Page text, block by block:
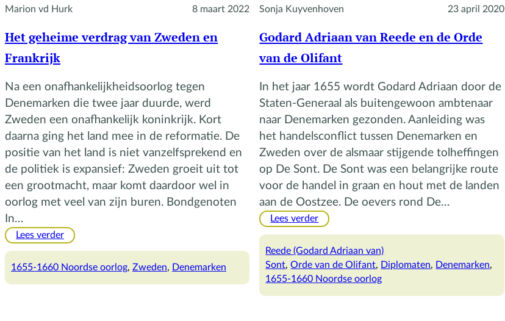
Marion vd Hurk 8 maart 2022
Het geheime verdrag van Zweden en
Frankrijk
Na een onafhankelijkheidsoorlog tegen
Denemarken die twee jaar duurde, werd
Zweden een onafhankelijk koninkrijk. Kort
daarna ging het land mee in de reformatie. De
positie van het land is niet vanzelfsprekend en
de politiek is expansief: Zweden groeit uit tot
een grootmacht, maar komt daardoor wel in
oorlog met veel van zijn buren. Bondgenoten
In…
Lees verder:
geheime
1655-1660 Noordse oorlog, Zweden, Denemarken
Sonja Kuyvenhoven 23 april 2020
Godard Adriaan van Reede en de Orde
van de Olifant
In het jaar 1655 wordt Godard Adriaan door de
Staten-Generaal als buitengewoon ambtenaar
naar Denemarken gezonden. Aanleiding was
het handelsconflict tussen Denemarken en
Zweden over de alsmaar stijgende tolheffingen
op De Sont. De Sont was een belangrijke route
voor de handel in graan en hout met de landen
aan de Oostzee. De oevers rond De…
Lees verder:
Adriaan
Reede
Reede (Godard Adriaan van)
Sont, Orde van de Olifant, Diplomaten, Denemarken
1655-1660 Noordse oorlog